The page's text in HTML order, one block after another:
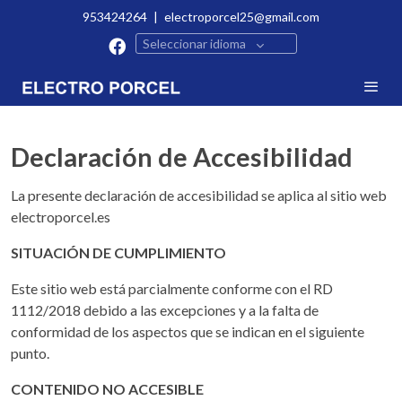
953424264 | electroporcel25@gmail.com
Seleccionar idioma
Declaración de Accesibilidad
La presente declaración de accesibilidad se aplica al sitio web
electroporcel.es
SITUACIÓN DE CUMPLIMIENTO
Este sitio web está parcialmente conforme con el RD
1112/2018 debido a las excepciones y a la falta de
conformidad de los aspectos que se indican en el siguiente
punto.
CONTENIDO NO ACCESIBLE